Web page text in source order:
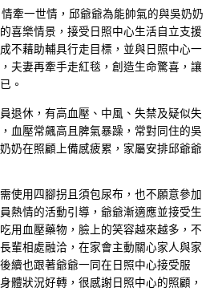
牽一世情，邱爺爺為能帥氣的與吳奶奶
喜樂情景，接受日照中心生活自立支援
不藉助輔具行走目標，並與日照中心一
夫妻再牽手走紅毯，創造生命驚喜，讓
。
退休，有高血壓、中風、失禁及疑似失
血壓常飆高且脾氣暴躁，常對同住的吳
奶在照顧上備感疲累，家屬安排邱爺爺
使用四腳拐且須包尿布，也不願意參加
熱情的活動引導，爺爺漸適應並接受生
用血壓藥物，臉上的笑容越來越多，不
輩相處融洽，在家會主動關心家人與家
續也跟著爺爺一同在日照中心接受服
體狀況好轉，很感謝日照中心的照顧，